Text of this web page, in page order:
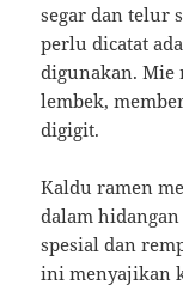
segar dan telur
perlu dicatat
digunakan. Mie
lembek,
digigit.
Kaldu ramen
dalam
spesial dan
ini menyajikan